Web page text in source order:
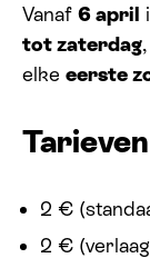
Vanaf 6 april
tot zaterdag
elke eerste
Tarieven
2 €
2 €